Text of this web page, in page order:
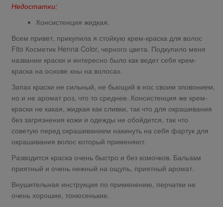
Недостатки:
Консистенция жидкая.
Всем привет, прикупила я стойкую крем-краска для волос
Fito Косметик Henna Color, черного цвета. Подкупило меня
название краски и интересно было как ведет себя крем-
краска на основе хны на волосах.
Запах краски не сильный, не бьющий в нос своим зловонием,
но и не аромат роз, что то среднее. Консистенция же крем-
краски не какая, жидкая как сливки, так что для окрашивания
без загрязнения кожи и одежды не обойдется, так что
советую перед окрашиванием накинуть на себя фартук для
окрашивания волос который применяют.
Разводится краска очень быстро и без комочков. Бальзам
приятный и очень нежный на ощупь, приятный аромат.
Внушительная инструкция по применению, перчатки не
очень хорошие, тонюсенькие.